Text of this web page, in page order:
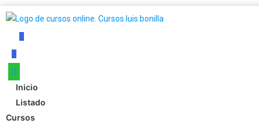
Inicio
Listado
Cursos